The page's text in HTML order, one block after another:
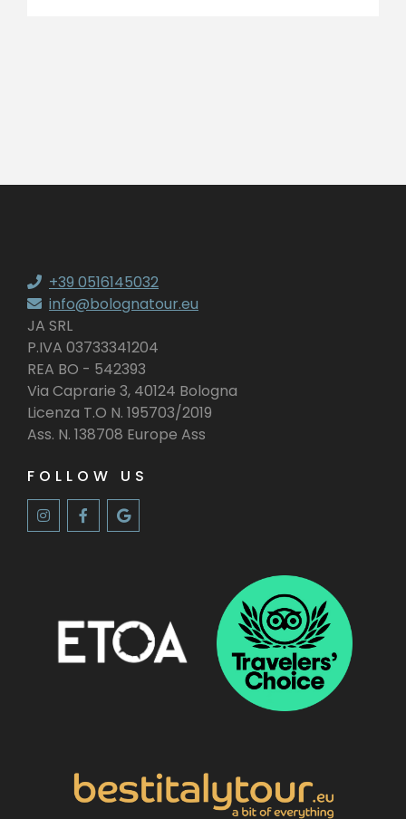
+39 0516145032
info@bolognatour.eu
JA SRL
P.IVA 03733341204
REA BO - 542393
Via Caprarie 3, 40124 Bologna
Licenza T.O N. 195703/2019
Ass. N. 138708 Europe Ass
FOLLOW US